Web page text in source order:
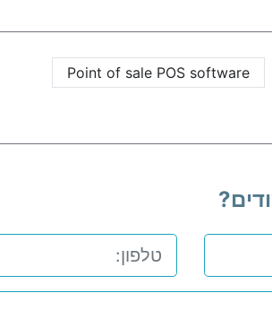
Point of sale POS software